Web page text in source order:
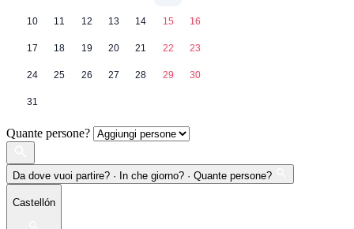
10 11 12 13 14 15 16
17 18 19 20 21 22 23
24 25 26 27 28 29 30
31
Quante persone?
Da dove vuoi partire? · In che giorno? · Quante persone?
Castellón